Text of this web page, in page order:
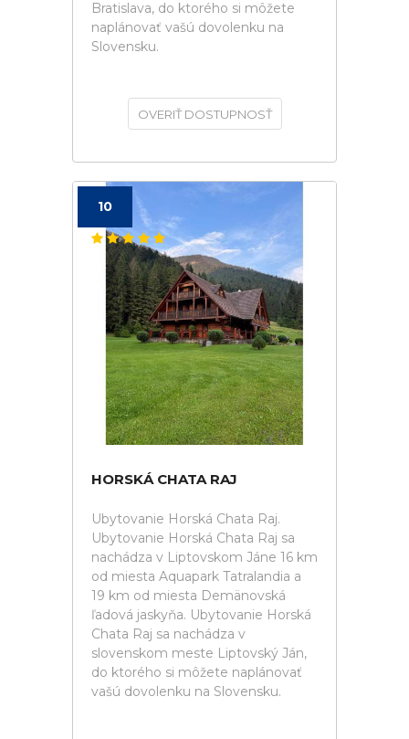
Bratislava, do ktorého si môžete
naplánovať vašú dovolenku na
Slovensku.
OVERIŤ DOSTUPNOSŤ
10
HORSKÁ CHATA RAJ
Ubytovanie Horská Chata Raj.
Ubytovanie Horská Chata Raj sa
nachádza v Liptovskom Jáne 16 km
od miesta Aquapark Tatralandia a
19 km od miesta Demänovská
ľadová jaskyňa. Ubytovanie Horská
Chata Raj sa nachádza v
slovenskom meste Liptovský Ján,
do ktorého si môžete naplánovať
vašú dovolenku na Slovensku.